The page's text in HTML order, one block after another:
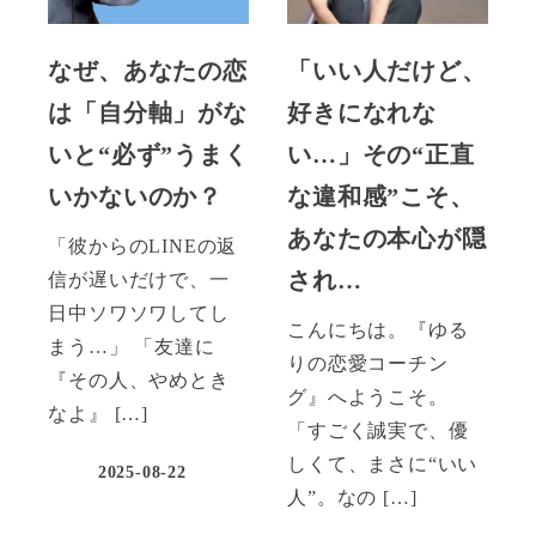
なぜ、あなたの恋
は「自分軸」がな
いと“必ず”うまく
いかないのか？
「彼からのLINEの返
信が遅いだけで、一
日中ソワソワしてし
まう…」 「友達に
『その人、やめとき
なよ』 […]
2025-08-22
「いい人だけど、
好きになれな
い…」その“正直
な違和感”こそ、
あなたの本心が隠
され…
こんにちは。『ゆる
りの恋愛コーチン
グ』へようこそ。
「すごく誠実で、優
しくて、まさに“いい
人”。なの […]